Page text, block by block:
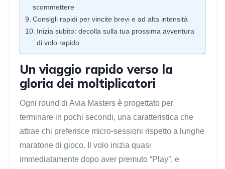
scommettere
Consigli rapidi per vincite brevi e ad alta intensità
Inizia subito: decolla sulla tua prossima avventura
di volo rapido
Un viaggio rapido verso la
gloria dei moltiplicatori
Ogni round di Avia Masters è progettato per
terminare in pochi secondi, una caratteristica che
attrae chi preferisce micro‑sessioni rispetto a lunghe
maratone di gioco. Il volo inizia quasi
immediatamente dopo aver premuto “Play”, e